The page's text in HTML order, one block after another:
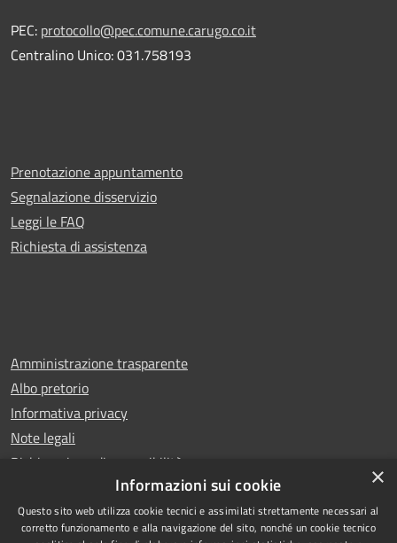
PEC: protocollo@pec.comune.carugo.co.it
Centralino Unico: 031.758193
Prenotazione appuntamento
Segnalazione disservizio
Leggi le FAQ
Richiesta di assistenza
Amministrazione trasparente
Albo pretorio
Informativa privacy
Note legali
Dichiarazione di accessibilità
×
Informazioni sui cookie
Questo sito web utilizza cookie tecnici e assimilati strettamente necessari al
corretto funzionamento e alla navigazione del sito, nonché un cookie tecnico